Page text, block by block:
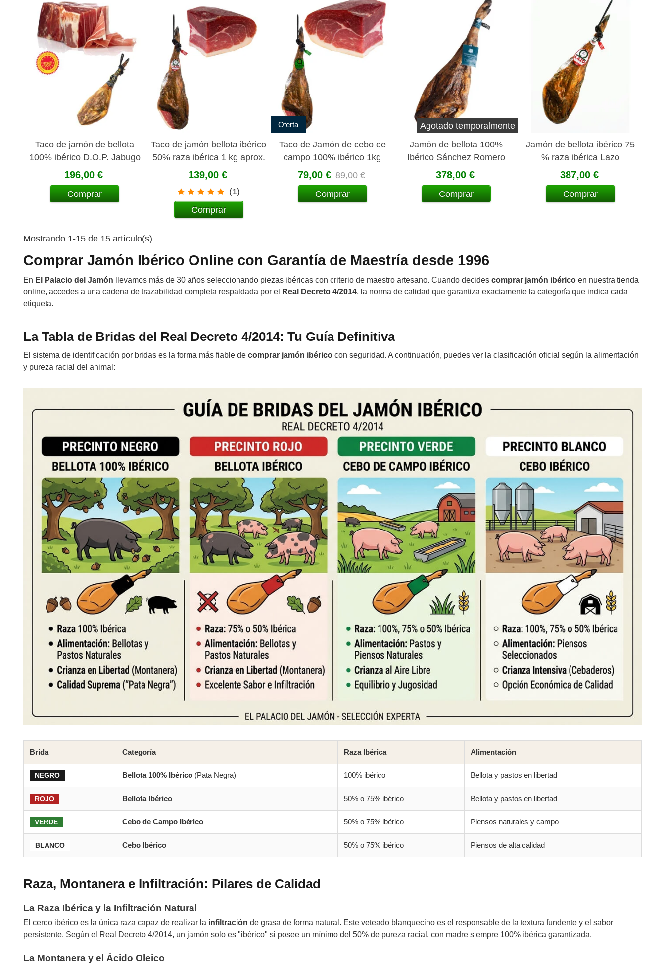
Taco de jamón de bellota
100% ibérico D.O.P. Jabugo
1kg aprox.
196,00 €
Comprar
Taco de jamón bellota ibérico
50% raza ibérica 1 kg aprox.
139,00 €
(1)
Comprar
Oferta
Taco de Jamón de cebo de
campo 100% ibérico 1kg
aprox
79,00 € 89,00 €
Comprar
Agotado temporalmente
Jamón de bellota 100%
Ibérico Sánchez Romero
Carvajal
378,00 €
Comprar
Jamón de bellota ibérico 75
% raza ibérica Lazo
387,00 €
Comprar
Mostrando 1-15 de 15 artículo(s)
Comprar Jamón Ibérico Online con Garantía de Maestría desde 1996
En El Palacio del Jamón llevamos más de 30 años seleccionando piezas ibéricas con criterio de maestro artesano. Cuando decides comprar jamón ibérico en nuestra tienda
online, accedes a una cadena de trazabilidad completa respaldada por el
Real Decreto 4/2014, la norma de calidad que garantiza exactamente la categoría que indica cada
etiqueta.
La Tabla de Bridas del Real Decreto 4/2014: Tu Guía Definitiva
El sistema de identificación por bridas es la forma más fiable de comprar jamón ibérico con seguridad. A continuación, puedes ver la clasificación oficial según la alimentación
y pureza racial del animal:
Brida Categoría Raza Ibérica Alimentación
NEGRO Bellota 100% Ibérico (Pata Negra) 100% ibérico Bellota y pastos en libertad
ROJO Bellota Ibérico 50% o 75% ibérico Bellota y pastos en libertad
VERDE Cebo de Campo Ibérico 50% o 75% ibérico Piensos naturales y campo
BLANCO Cebo Ibérico 50% o 75% ibérico Piensos de alta calidad
Raza, Montanera e Infiltración: Pilares de Calidad
La Raza Ibérica y la Infiltración Natural
El cerdo ibérico es la única raza capaz de realizar la infiltración de grasa de forma natural. Este veteado blanquecino es el responsable de la textura fundente y el sabor
persistente. Según el Real Decreto 4/2014, un jamón solo es "ibérico" si posee un mínimo del 50% de pureza racial, con madre siempre 100% ibérica garantizada.
La Montanera y el Ácido Oleico